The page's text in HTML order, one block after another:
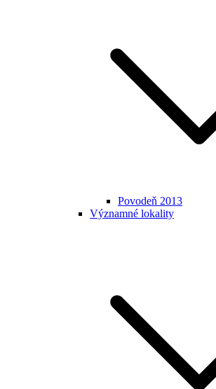
Povodeň 2013
Významné lokality